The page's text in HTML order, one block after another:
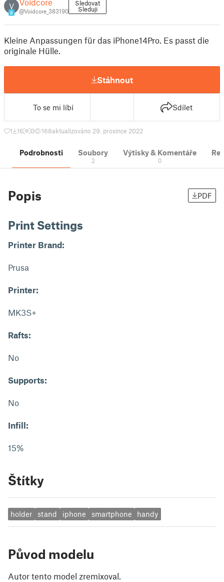
V
8
Voidcore
@Voidcore_383190
Sledovat
Sleduji
Kleine Anpassungen für das iPhone14Pro. Es passt die
originale Hülle.
Stáhnout
To se mi líbí Sdílet
1 16 0 168aktualizováno 29. prosince 2022
Podrobnosti Soubory
2
Výtisky & Komentáře
0
Popis PDF
Print Settings
Printer Brand:
Prusa
Printer:
MK3S+
Rafts:
No
Supports:
No
Infill:
15%
Štítky
holder stand iphone smartphone handy
Původ modelu
Autor tento model zremixoval.